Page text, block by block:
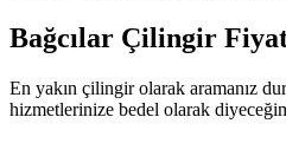
Bağcılar Çilingir
En yakın çilingir olarak aramanız
hizmetlerinize bedel olarak